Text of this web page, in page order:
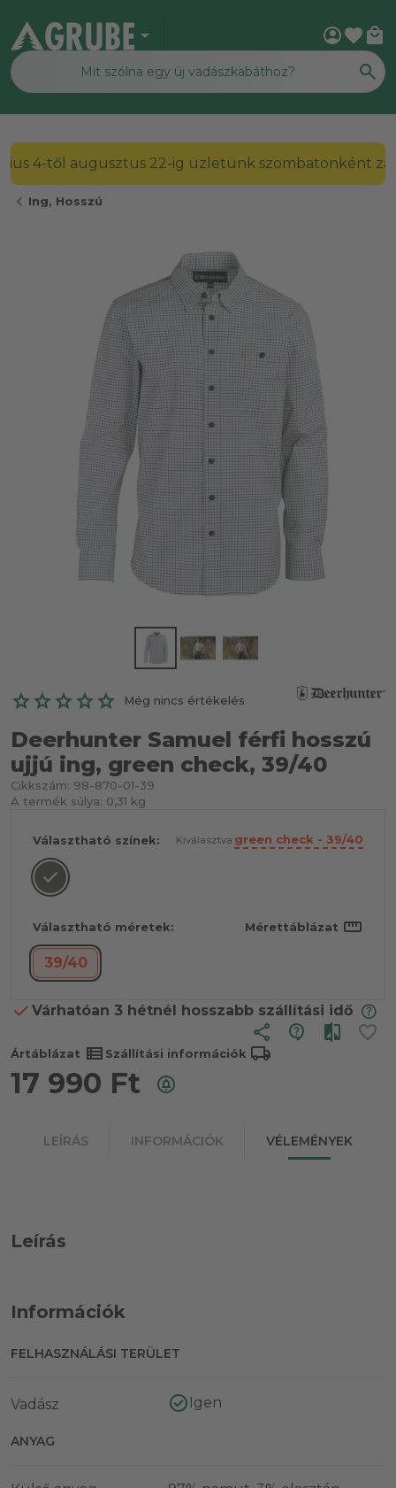
arrow_drop_down account_circlefavorite local_mall
2026. július 4-től augusztus 22-ig üzletünk
chevron_left Ing, Hosszú
Még nincs értékelés
Deerhunter Samuel férfi hosszú
ujjú ing, green check, 39/40
Cikkszám: 98-870-01-39
A termék súlya: 0,31 kg
Választható színek: Kiválasztva:green check - 39/40
Választható méretek: Mérettáblázat straighten
39/40
Várhatóan 3 hétnél hosszabb szállítási idő
share
Ártáblázat view_list Szállítási információk local_shipping
17 990 Ft
LEÍRÁS INFORMÁCIÓK VÉLEMÉNYEK
Leírás
Információk
FELHASZNÁLÁSI TERÜLET
Vadász Igen
ANYAG